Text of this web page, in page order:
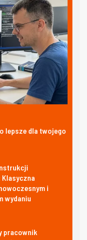
lepsze dla twojego
i
wydaniu
pracownik